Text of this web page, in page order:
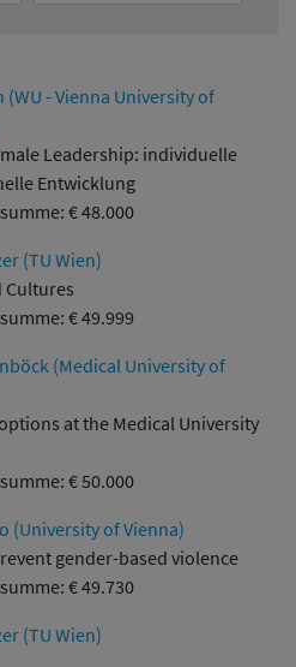
(WU - Vienna University of
Leadership: individuelle
Entwicklung
€ 48.000
(TU Wien)
Cultures
€ 49.999
(Medical University of
at the Medical University
€ 50.000
(University of Vienna)
gender-based violence
€ 49.730
(TU Wien)